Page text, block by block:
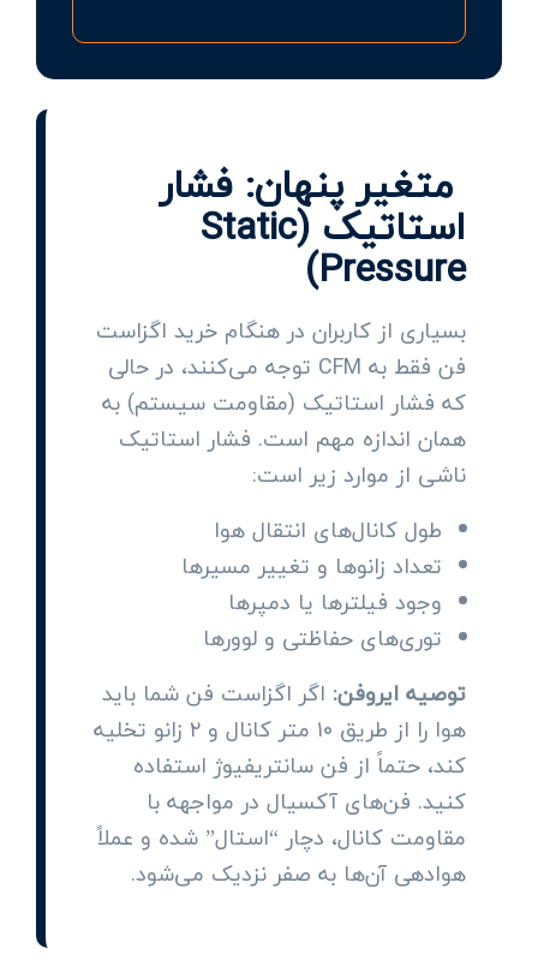
متغیر پنهان: فشار
استاتیک (Static
Pressure)
بسیاری از کاربران در هنگام خرید اگزاست
فن فقط به CFM توجه می‌کنند، در حالی
که فشار استاتیک (مقاومت سیستم) به
همان اندازه مهم است. فشار استاتیک
ناشی از موارد زیر است:
طول کانال‌های انتقال هوا
تعداد زانوها و تغییر مسیرها
وجود فیلترها یا دمپرها
توری‌های حفاظتی و لوورها
توصیه ایروفن: اگر اگزاست فن شما باید
هوا را از طریق ۱۰ متر کانال و ۲ زانو تخلیه
کند، حتماً از فن سانتریفیوژ استفاده
کنید. فن‌های آکسیال در مواجهه با
مقاومت کانال، دچار “استال” شده و عملاً
هوادهی آن‌ها به صفر نزدیک می‌شود.